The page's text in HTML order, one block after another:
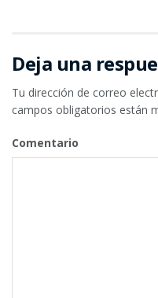
Deja una
Tu dirección de correo
campos obligatorios están
Comentario